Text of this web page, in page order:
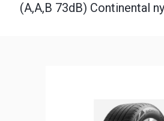
(A,A,B 73dB) Continental